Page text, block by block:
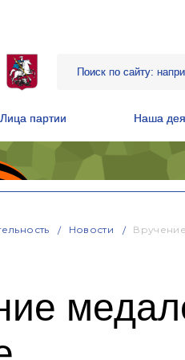
Лица партии Наша
Новости
Лица партии Наша